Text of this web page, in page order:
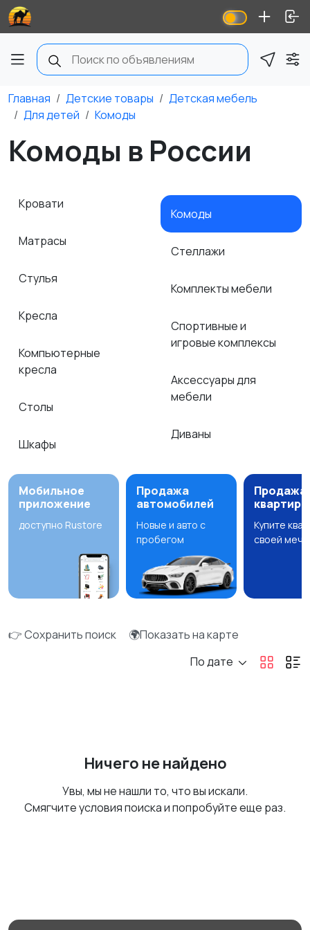
Главная Детские товары
Детская мебель
Для детей
Комоды
Комоды в России
Кровати
Матрасы
Стулья
Кресла
Компьютерные
кресла
Столы
Шкафы
Комоды
Стеллажи
Комплекты мебели
Спортивные и
игровые комплексы
Аксессуары для
мебели
Диваны
Мобильное
приложение
доступно Rustore
Продажа
автомобилей
Новые и авто с
пробегом
Продажа
квартир
Купите
своей
👉 Сохранить поиск
🌍Показать на карте
По дате
Ничего не найдено
Увы, мы не нашли то, что вы искали.
Смягчите условия поиска и попробуйте еще раз.